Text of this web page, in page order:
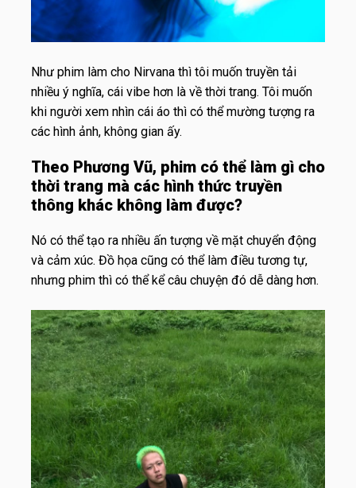
Như phim làm cho Nirvana thì tôi muốn truyền tải
nhiều ý nghĩa, cái vibe hơn là về thời trang. Tôi muốn
khi người xem nhìn cái áo thì có thể mường tượng ra
các hình ảnh, không gian ấy.
Theo Phương Vũ, phim có thể làm gì cho
thời trang mà các hình thức truyền
thông khác không làm được?
Nó có thể tạo ra nhiều ấn tượng về mặt chuyển động
và cảm xúc. Đồ họa cũng có thể làm điều tương tự,
nhưng phim thì có thể kể câu chuyện đó dễ dàng hơn.